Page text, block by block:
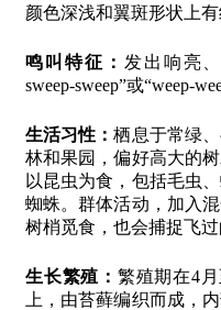
颜色深浅和翼斑形状上有
鸣叫特征： 发出响亮、
sweep-sweep”或“weep-
生活习性：栖息于常绿
林和果园，偏好高大的
以昆虫为食，包括毛虫
蜘蛛。群体活动，加入
树梢觅食，也会捕捉飞过
生长繁殖： 繁殖期在4
上，由苔藓编织而成，